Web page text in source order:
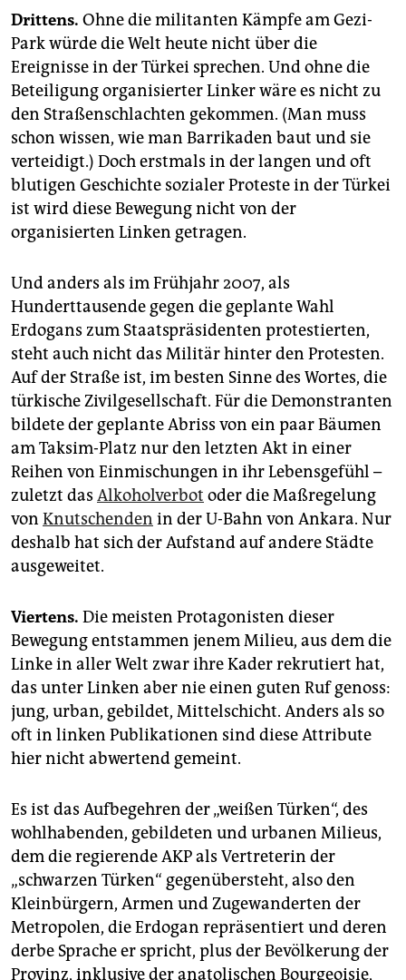
Drittens. Ohne die militanten Kämpfe am Gezi-
Park würde die Welt heute nicht über die
Ereignisse in der Türkei sprechen. Und ohne die
Beteiligung organisierter Linker wäre es nicht zu
den Straßenschlachten gekommen. (Man muss
schon wissen, wie man Barrikaden baut und sie
verteidigt.) Doch erstmals in der langen und oft
blutigen Geschichte sozialer Proteste in der Türkei
ist wird diese Bewegung nicht von der
organisierten Linken getragen.
Und anders als im Frühjahr 2007, als
Hunderttausende gegen die geplante Wahl
Erdogans zum Staatspräsidenten protestierten,
steht auch nicht das Militär hinter den Protesten.
Auf der Straße ist, im besten Sinne des Wortes, die
türkische Zivilgesellschaft. Für die Demonstranten
bildete der geplante Abriss von ein paar Bäumen
am Taksim-Platz nur den letzten Akt in einer
Reihen von Einmischungen in ihr Lebensgefühl –
zuletzt das Alkoholverbot oder die Maßregelung
von Knutschenden in der U-Bahn von Ankara. Nur
deshalb hat sich der Aufstand auf andere Städte
ausgeweitet.
Viertens. Die meisten Protagonisten dieser
Bewegung entstammen jenem Milieu, aus dem die
Linke in aller Welt zwar ihre Kader rekrutiert hat,
das unter Linken aber nie einen guten Ruf genoss:
jung, urban, gebildet, Mittelschicht. Anders als so
oft in linken Publikationen sind diese Attribute
hier nicht abwertend gemeint.
Es ist das Aufbegehren der „weißen Türken“, des
wohlhabenden, gebildeten und urbanen Milieus,
dem die regierende AKP als Vertreterin der
„schwarzen Türken“ gegenübersteht, also den
Kleinbürgern, Armen und Zugewanderten der
Metropolen, die Erdogan repräsentiert und deren
derbe Sprache er spricht, plus der Bevölkerung der
Provinz, inklusive der anatolischen Bourgeoisie,